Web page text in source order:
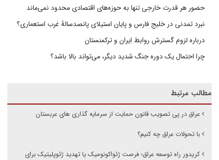
حضور هر قدرت خارجی تنها به حوزه‌های اقتصادی محدود نمی‌ماند
نبرد تمدنی در خلیج فارس و پایان استیلای پانصدسالۀ غرب استعماری؟
درباره لزوم گسترش روابط ایران و ترکمنستان
چرا احتمال یک دوره جنگ شدید دیگر، می‌تواند بالا باشد؟
مطالب مرتبط
عراق در پی تصویب قانون حمایت از سرمایه گذاری های عربستان
با تحولات عراق چه کنیم؟
کریدور راه توسعه عراق؛ فرصت ژئواکونومیک یا تهدید ژئوپلیتیک برای